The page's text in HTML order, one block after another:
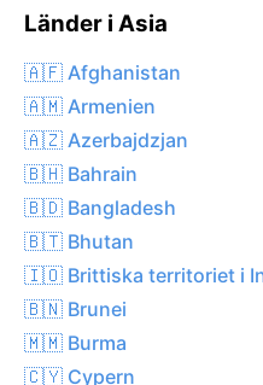
Länder i Asia
🇦🇫 Afghanistan
🇦🇲 Armenien
🇦🇿 Azerbajdzjan
🇧🇭 Bahrain
🇧🇩 Bangladesh
🇧🇹 Bhutan
🇮🇴 Brittiska territoriet i
🇧🇳 Brunei
🇲🇲 Burma
🇨🇾 Cypern